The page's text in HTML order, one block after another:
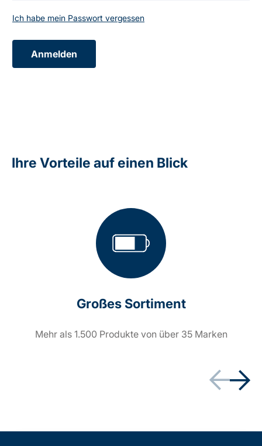
Ich habe mein Passwort vergessen
Anmelden
Ihre Vorteile auf einen Blick
Großes Sortiment
Mehr als 1.500 Produkte von über 35 Marken